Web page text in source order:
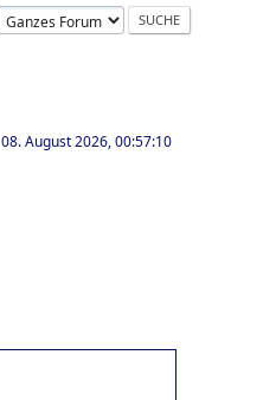
08. August 2026, 00:57:10